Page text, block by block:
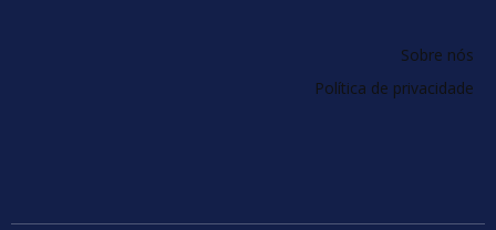
Sobre nós
Política de privacidade